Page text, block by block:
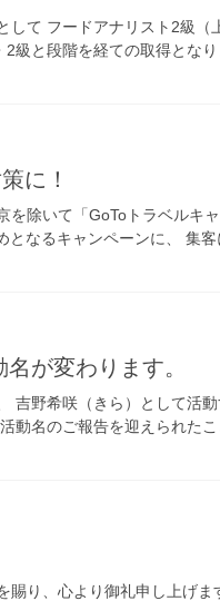
して フードアナリスト2級
級と段階を経ての取得とな
に！
を除いて「GoToトラベルキ
となるキャンペーンに、 集
が変わります。
吉野希咲（きら）として活
動名のご報告を迎えられた
賜り、心より御礼申し上げ